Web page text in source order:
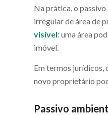
Na prática, o
irregular de área de
visível: uma área
imóvel.
Em termos jurídicos,
novo proprietário
Passivo